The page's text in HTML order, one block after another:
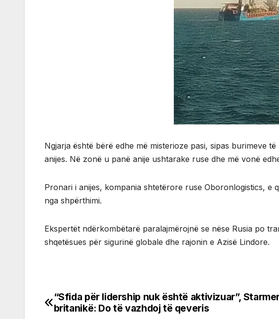
Ngjarja është bërë edhe më misterioze pasi, sipas burimeve
anijes. Në zonë u panë anije ushtarake ruse dhe më vonë
Pronari i anijes, kompania shtetërore ruse Oboronlogistics, e
nga shpërthimi.
Ekspertët ndërkombëtarë paralajmërojnë se nëse Rusia po
shqetësues për sigurinë globale dhe rajonin e Azisë Lindore.
Post
“Sfida për lidership nuk është aktivizuar”,
britanikë: Do të vazhdoj të qeveris